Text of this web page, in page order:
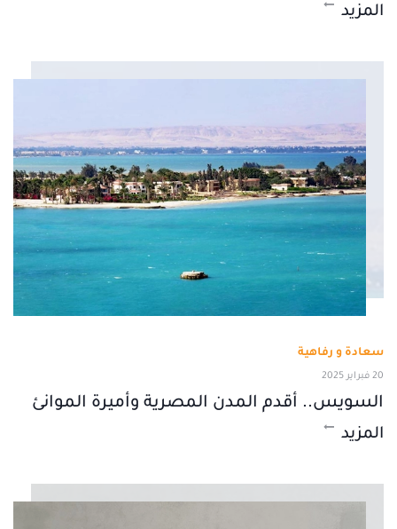
المزيد
سعادة و رفاهية
20 فبراير 2025
السويس.. أقدم المدن المصرية وأميرة الموانئ
المزيد